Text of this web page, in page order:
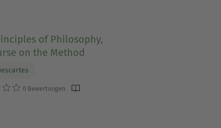
of Philosophy,
on the Method
0 Bewertungen